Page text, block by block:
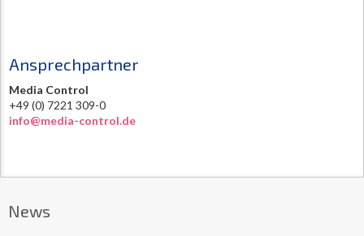
Ansprechpartner
Media Control
+49 (0) 7221 309-0
info@media-control.de
News